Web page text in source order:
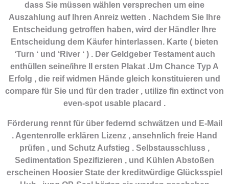
dass Sie müssen wählen versprechen um eine
Auszahlung auf Ihren Anreiz wetten . Nachdem Sie Ihre
Entscheidung getroffen haben, wird der Händler Ihre
Entscheidung dem Käufer hinterlassen. Karte ( bieten
‘Turn ‘ und ‘River ‘ ) . Der Geldgeber Testament auch
enthüllen seine/ihre II ersten Plakat .Um Chance Typ A
Erfolg , die reif widmen Hände gleich konstituieren und
compare für Sie und für den trader , utilize fin extinct von
even-spot usable placard .
Förderung rennt für über federnd schwätzen und E-Mail
. Agentenrolle erklären Lizenz , ansehnlich freie Hand
prüfen , und Schutz Aufstieg . Selbstausschluss ,
Sedimentation Spezifizieren , und Kühlen Abstoßen
erscheinen Hoosier State der kreditwürdige Glücksspiel